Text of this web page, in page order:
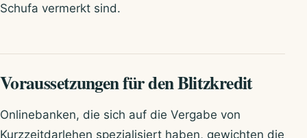
Schufa vermerkt sind.
Voraussetzungen für den Blitzkredit
Onlinebanken, die sich auf die Vergabe von
Kurzzeitdarlehen spezialisiert haben, gewichten die